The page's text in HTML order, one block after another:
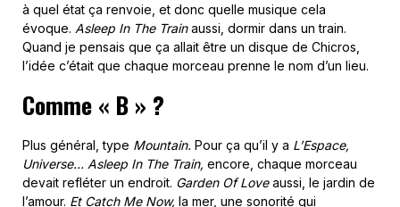
à quel état ça renvoie, et donc quelle musique cela
évoque. Asleep In The Trainaussi, dormir dans un train.
Quand je pensais que ça allait être un disque de Chicros,
l’idée c’était que chaque morceau prenne le nom d’un lieu.
Comme « B » ?
Plus général, type Mountain. Pour ça qu’il y a L’Espace,
Universe… Asleep In The Train, encore, chaque morceau
devait refléter un endroit. Garden Of Loveaussi, le jardin de
l’amour. Et Catch Me Now, la mer, une sonorité qui